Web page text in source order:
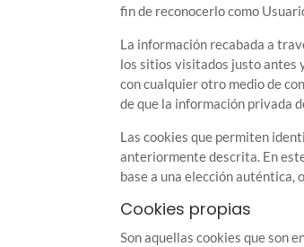
fin de reconocerlo como
La información recabada a
los sitios visitados justo antes
con cualquier otro medio de
de que la información privada
Las cookies que permiten
anteriormente descrita. En
base a una elección
Cookies propias
Son aquellas cookies que son